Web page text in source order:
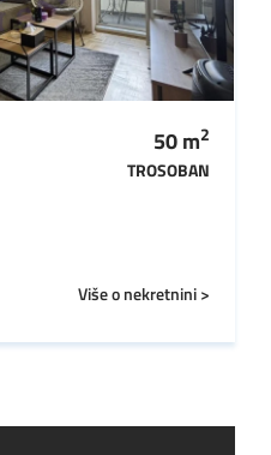
50m2
TROSOBAN
Više o nekretnini >